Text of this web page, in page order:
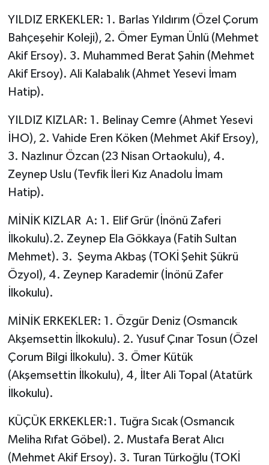
YILDIZ ERKEKLER: 1. Barlas Yıldırım (Özel Çorum
Bahçeşehir Koleji), 2. Ömer Eyman Ünlü (Mehmet
Akif Ersoy). 3. Muhammed Berat Şahin (Mehmet
Akif Ersoy). Ali Kalabalık (Ahmet Yesevi İmam
Hatip).
YILDIZ KIZLAR: 1. Belinay Cemre (Ahmet Yesevi
İHO), 2. Vahide Eren Köken (Mehmet Akif Ersoy),
3. Nazlınur Özcan (23 Nisan Ortaokulu), 4.
Zeynep Uslu (Tevfik İleri Kız Anadolu İmam
Hatip).
MİNİK KIZLAR A: 1. Elif Grür (İnönü Zaferi
İlkokulu).2. Zeynep Ela Gökkaya (Fatih Sultan
Mehmet). 3. Şeyma Akbaş (TOKİ Şehit Şükrü
Özyol), 4. Zeynep Karademir (İnönü Zafer
İlkokulu).
MİNİK ERKEKLER: 1. Özgür Deniz (Osmancık
Akşemsettin İlkokulu). 2. Yusuf Çınar Tosun (Özel
Çorum Bilgi İlkokulu). 3. Ömer Kütük
(Akşemsettin İlkokulu), 4, İlter Ali Topal (Atatürk
İlkokulu).
KÜÇÜK ERKEKLER:1. Tuğra Sıcak (Osmancık
Meliha Rıfat Göbel). 2. Mustafa Berat Alıcı
(Mehmet Akif Ersoy). 3. Turan Türkoğlu (TOKİ